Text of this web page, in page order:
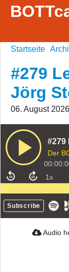
Startseite
#279
Jörg
06. August 2026
#279
Der
Subscribe
Audio